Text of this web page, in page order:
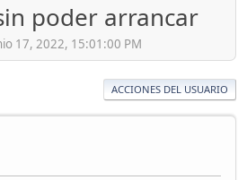
poder arrancar
17, 2022, 15:01:00 PM
ACCIONES DEL USUARIO